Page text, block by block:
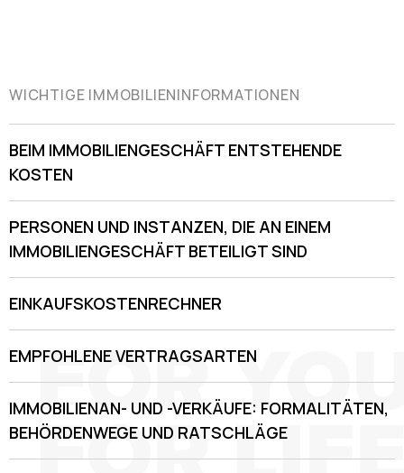
WICHTIGE IMMOBILIENINFORMATIONEN
BEIM IMMOBILIENGESCHÄFT ENTSTEHENDE
KOSTEN
PERSONEN UND INSTANZEN, DIE AN EINEM
IMMOBILIENGESCHÄFT BETEILIGT SIND
EINKAUFSKOSTENRECHNER
EMPFOHLENE VERTRAGSARTEN
IMMOBILIENAN- UND -VERKÄUFE: FORMALITÄTEN,
BEHÖRDENWEGE UND RATSCHLÄGE